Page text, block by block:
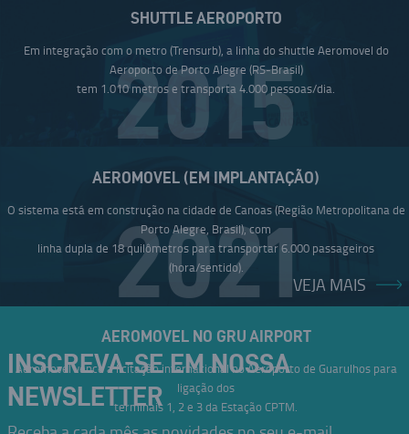
SHUTTLE AEROPORTO
Em integração com o metro (Trensurb), a linha do shuttle Aeromovel do
Aeroporto de Porto Alegre (RS-Brasil)
tem 1.010 metros e transporta 4.000 pessoas/dia.
2015
AEROMOVEL (EM IMPLANTAÇÃO)
O sistema está em construção na cidade de Canoas (Região Metropolitana de
Porto Alegre, Brasil), com
linha dupla de 18 quilômetros para transportar 6.000 passageiros
(hora/sentido).
2021
AEROMOVEL NO GRU AIRPORT
Aeromovel vence a licitação internacional no Aeroporto de Guarulhos para
ligação dos
terminais 1, 2 e 3 da Estação CPTM.
VEJA MAIS
INSCREVA-SE EM NOSSA
NEWSLETTER